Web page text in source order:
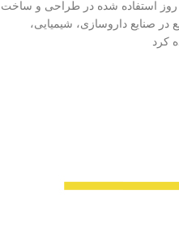
روز استفاده شده در طراحی و ساخت
صنایع داروسازی، شیمیایی،
کرد